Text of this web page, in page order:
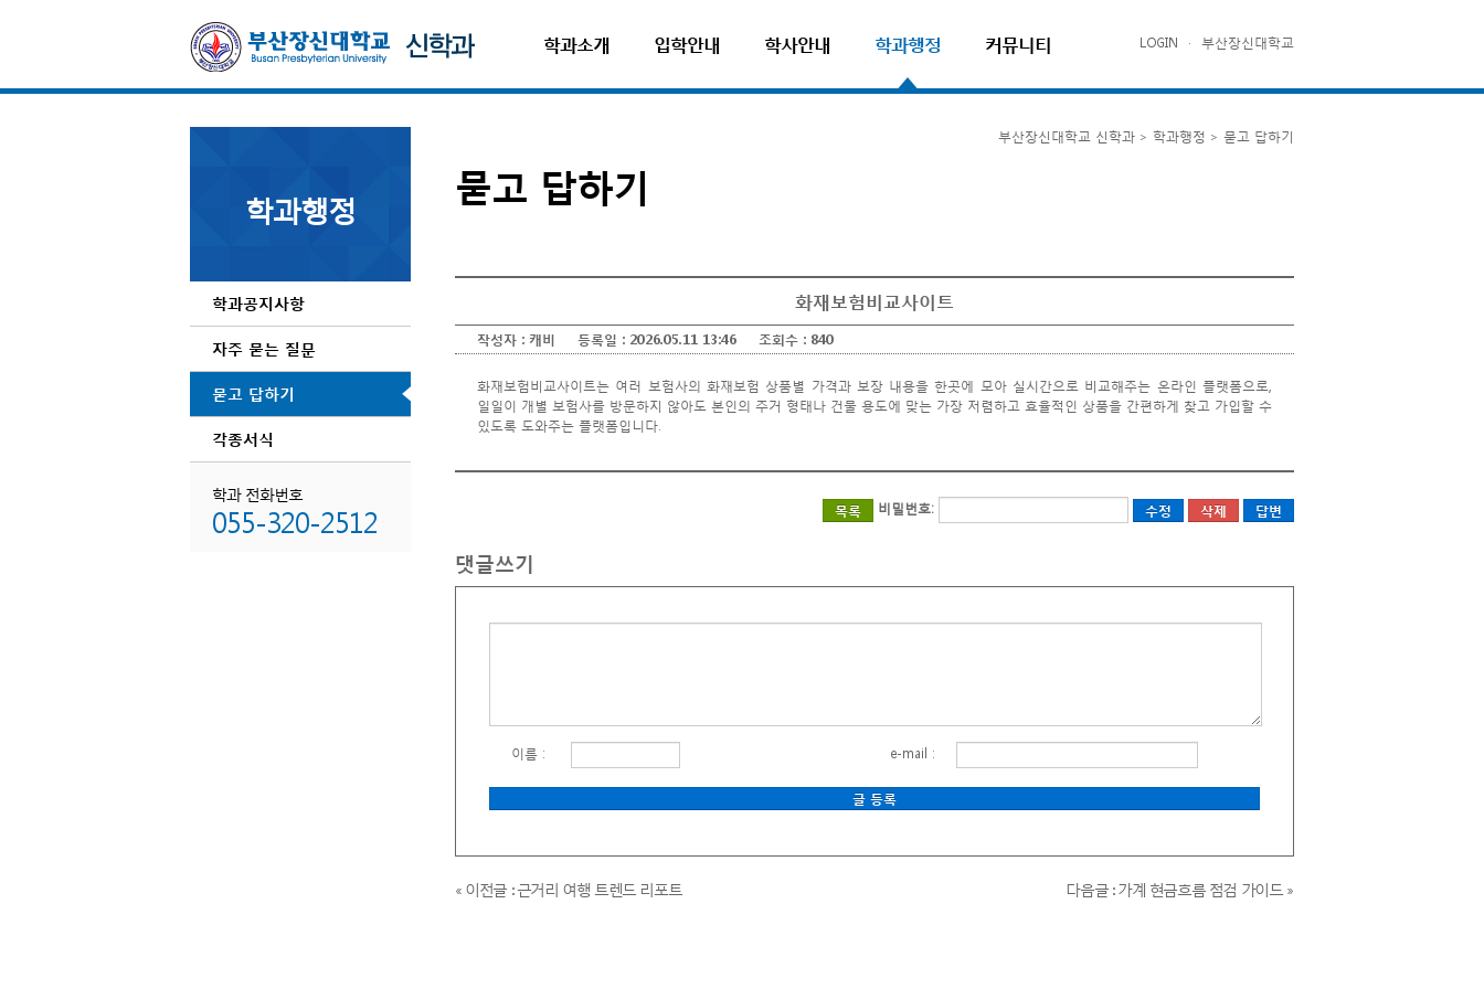
학과소개 입학안내 학사안내 학과행정 커뮤니티 LOGIN · 부산장신대학교
학과행정
학과공지사항
자주 묻는 질문
묻고 답하기
각종서식
학과 전화번호
055-320-2512
부산장신대학교 신학과 > 학과행정 > 묻고 답하기
묻고 답하기
화재보험비교사이트
작성자 : 캐비 등록일 : 2026.05.11 13:46 조회수 : 840
화재보험비교사이트는 여러 보험사의 화재보험 상품별 가격과 보장 내용을 한곳에 모아 실시간으로 비교해주는 온라인 플랫폼으로,
일일이 개별 보험사를 방문하지 않아도 본인의 주거 형태나 건물 용도에 맞는 가장 저렴하고 효율적인 상품을 간편하게 찾고 가입할 수
있도록 도와주는 플랫폼입니다.
보험비교사이트
치아보험
비교사이트
비교사이트
공장화재보험
목록 비밀번호: 답변
댓글쓰기
이름 : e-mail :
« 이전글 : 근거리 여행 트렌드 리포트 다음글 : 가계 현금흐름 점검 가이드 »